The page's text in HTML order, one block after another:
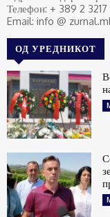
Телефон: + 389 2 3217
Email: info @
ОД УРЕДНИКОТ